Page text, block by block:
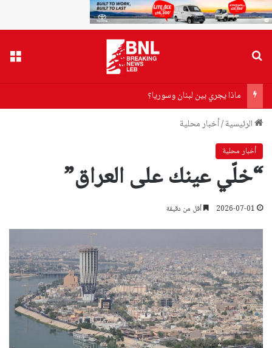
ماذا يجري بين لبنان وسوريا؟
الرئيسية/أخبار محلية
أخبار محلية
“خلّي عينك على العراق”
2026-07-01 أقل من دقيقة